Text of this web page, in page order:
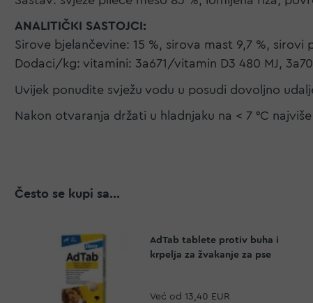
ANALITIČKI SASTOJCI:
Sirove bjelančevine: 15 %, sirova mast 9,7 %,
Dodaci/kg: vitamini: 3a671/vitamin D3 480 MJ,
Uvijek ponudite svježu vodu u posudi dovoljno
Nakon otvaranja držati u hladnjaku na < 7 °C
Često se kupi sa...
AdTab tablete protiv buha i
krpelja za žvakanje za pse
Već od 13,40 EUR